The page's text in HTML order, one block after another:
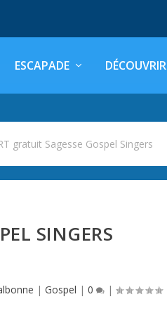
ESCAPADE DÉCOUVRIR
gratuit Sagesse Gospel Singers
SINGERS
|Gospel |0 |